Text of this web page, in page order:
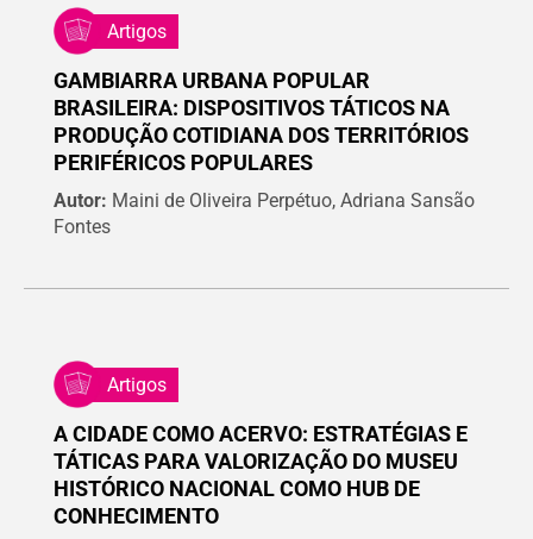
Artigos
GAMBIARRA URBANA POPULAR
BRASILEIRA: DISPOSITIVOS TÁTICOS NA
PRODUÇÃO COTIDIANA DOS TERRITÓRIOS
PERIFÉRICOS POPULARES
Autor: Maini de Oliveira Perpétuo, Adriana Sansão
Fontes
Artigos
A CIDADE COMO ACERVO: ESTRATÉGIAS E
TÁTICAS PARA VALORIZAÇÃO DO MUSEU
HISTÓRICO NACIONAL COMO HUB DE
CONHECIMENTO